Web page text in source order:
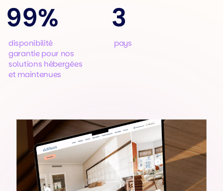
99%
disponibilité
garantie pour nos
solutions hébergées
et maintenues
3
pays